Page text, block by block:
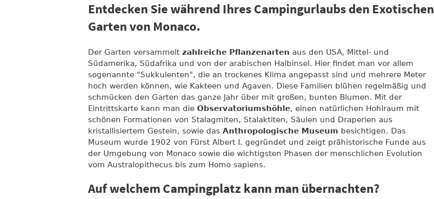
Entdecken Sie während Ihres Campingurlaubs den Exotischen
Garten von Monaco.
Der Garten versammelt zahlreiche Pflanzenarten aus den USA, Mittel- und
Südamerika, Südafrika und von der arabischen Halbinsel. Hier findet man vor allem
sogenannte "Sukkulenten", die an trockenes Klima angepasst sind und mehrere Meter
hoch werden können, wie Kakteen und Agaven. Diese Familien blühen regelmäßig und
schmücken den Garten das ganze Jahr über mit großen, bunten Blumen. Mit der
Eintrittskarte kann man die Observatoriumshöhle, einen natürlichen Hohlraum mit
schönen Formationen von Stalagmiten, Stalaktiten, Säulen und Draperien aus
kristallisiertem Gestein, sowie das Anthropologische Museum besichtigen. Das
Museum wurde 1902 von Fürst Albert I. gegründet und zeigt prähistorische Funde aus
der Umgebung von Monaco sowie die wichtigsten Phasen der menschlichen Evolution
vom Australopithecus bis zum Homo sapiens.
Auf welchem Campingplatz kann man übernachten?